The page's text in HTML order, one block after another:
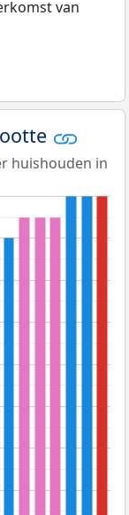
van
huishouden in